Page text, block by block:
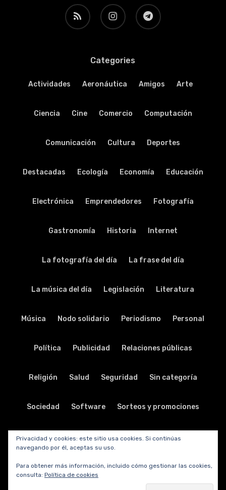
RSS instagram telegram
Categories
Actividades Aeronáutica Amigos Arte
Ciencia Cine Comercio Computación
Comunicación Cultura Deportes
Destacadas Ecología Economía Educación
Electrónica Emprendedores Fotografía
Gastronomía Historia Internet
La fotografía del día La frase del día
La música del día Legislación Literatura
Música Nodo solidario Periodismo Personal
Política Publicidad Relaciones públicas
Religión Salud Seguridad Sin categoría
Sociedad Software Sorteos y promociones
Tabletas Teatro Tecnología
Telecomunicaciones Telefonía Trabajo
Privacidad y cookies: este sitio usa cookies. Si continúas
navegando por él, aceptas su uso.
Para obtener más información, incluido cómo gestionar las cookies,
consulta: Política de cookies